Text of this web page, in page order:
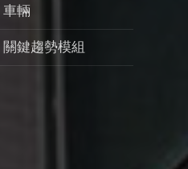
車輛
關鍵趨勢模組